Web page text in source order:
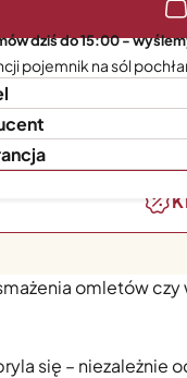
dziś do 15:00 -
pojemnik na sól
Szeroki otwór
omletów czy
się – niezależnie